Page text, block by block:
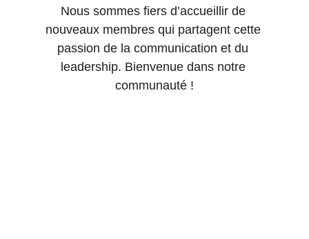
Nous sommes fiers d’accueillir de
nouveaux membres qui partagent cette
passion de la communication et du
leadership. Bienvenue dans notre
communauté !